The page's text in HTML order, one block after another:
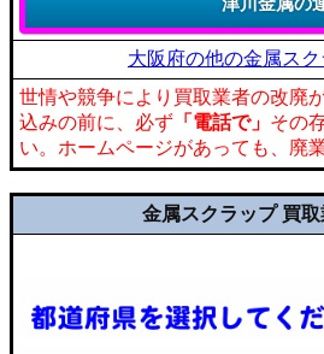
大阪府の他の金属ス
世情や競争により買取業者の改廃
込みの前に、必ず 「電話で」 その
い。ホームページがあっても、廃
金属スクラップ 買